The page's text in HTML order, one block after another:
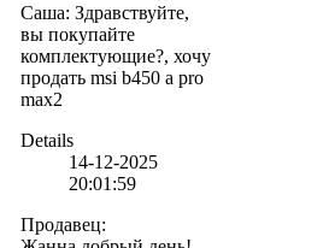
Саша: Здравствуйте,
вы покупайте
комплектующие?, хочу
продать msi b450 a pro
max2
Details
14-12-2025
20:01:59
Продавец: